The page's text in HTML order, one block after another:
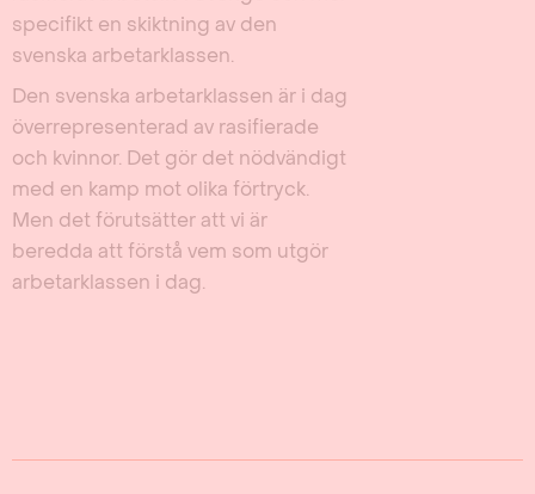
specifikt en skiktning av den
svenska arbetarklassen.
Den svenska arbetarklassen är i dag
överrepresenterad av rasifierade
och kvinnor. Det gör det nödvändigt
med en kamp mot olika förtryck.
Men det förutsätter att vi är
beredda att förstå vem som utgör
arbetarklassen i dag.